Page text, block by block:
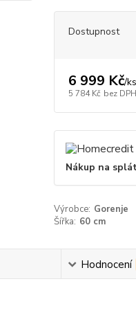
Dostupnost
6 999 Kč/ks
5 784 Kč bez DPH
Nákup na
Výrobce: Gorenje
Šířka: 60 cm
Hodnocení